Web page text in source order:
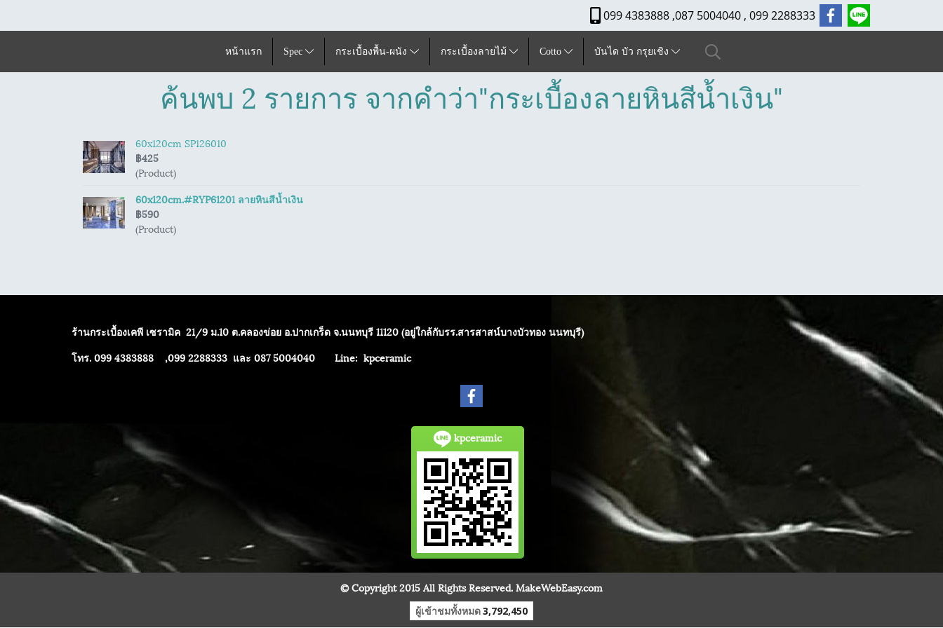
099 4383888 ,087 5004040 , 099 2288333
หน้าแรก Spec กระเบื้องพื้น-ผนัง กระเบื้องลายไม้ Cotto บันได บัว กรุยเชิง
ค้นพบ 2 รายการ จากคำว่า"กระเบื้องลายหินสีน้ำเงิน"
60x120cm SP126010
฿425
(Product)
60x120cm.#RYP61201 ลายหินสีน้ำเงิน
฿590
(Product)
ร้านกระเบื้องเคพี เซรามิค 21/9 ม.10 ต.คลองข่อย อ.ปากเกร็ด จ.นนทบุรี 11120 (อยู่ใกล้กับรร.สารสาสน์บางบัวทอง นนทบุรี)
โทร. 099 4383888 ,099 2288333 และ 087 5004040 Line: kpceramic
kpceramic
© Copyright 2015 All Rights Reserved. MakeWebEasy.com
ผู้เข้าชมทั้งหมด3,792,450